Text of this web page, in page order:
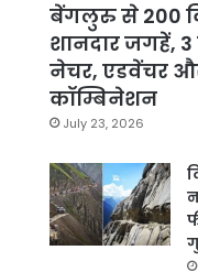
बेंगलुरु से 200
शानदार जगहें, 3
नेचर, एडवेंचर
कॉम्बिनेशन
July 23, 2026